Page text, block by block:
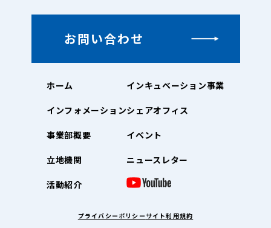
お問い合わせ
ホーム
インフォメーション
事業部概要
立地機関
活動紹介
インキュベーション事業
シェアオフィス
イベント
ニュースレター
プライバシーポリシー サイト利用規約